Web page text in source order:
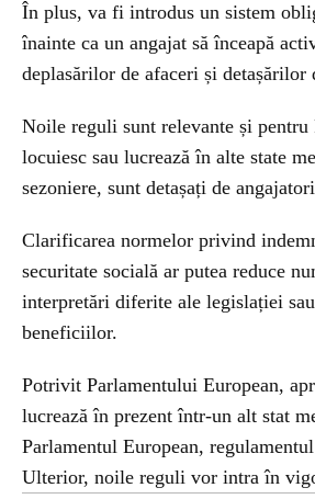
În plus, va fi introdus un sistem
înainte ca un angajat să înceapă
deplasărilor de afaceri și
Noile reguli sunt relevante și
locuiesc sau lucrează în alte state
sezoniere, sunt detașați de
Clarificarea normelor privind
securitate socială ar putea reduce
interpretări diferite ale legislației
beneficiilor.
Potrivit Parlamentului European,
lucrează în prezent într-un alt stat
Parlamentul European,
Ulterior, noile reguli vor intra în